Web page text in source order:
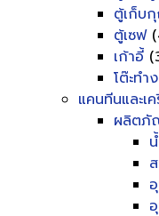
ตู้เก็บ
ตู้เซฟ
เก้าอี้
โต๊ะทำ
แคนทีนและเ
ผลิตภั